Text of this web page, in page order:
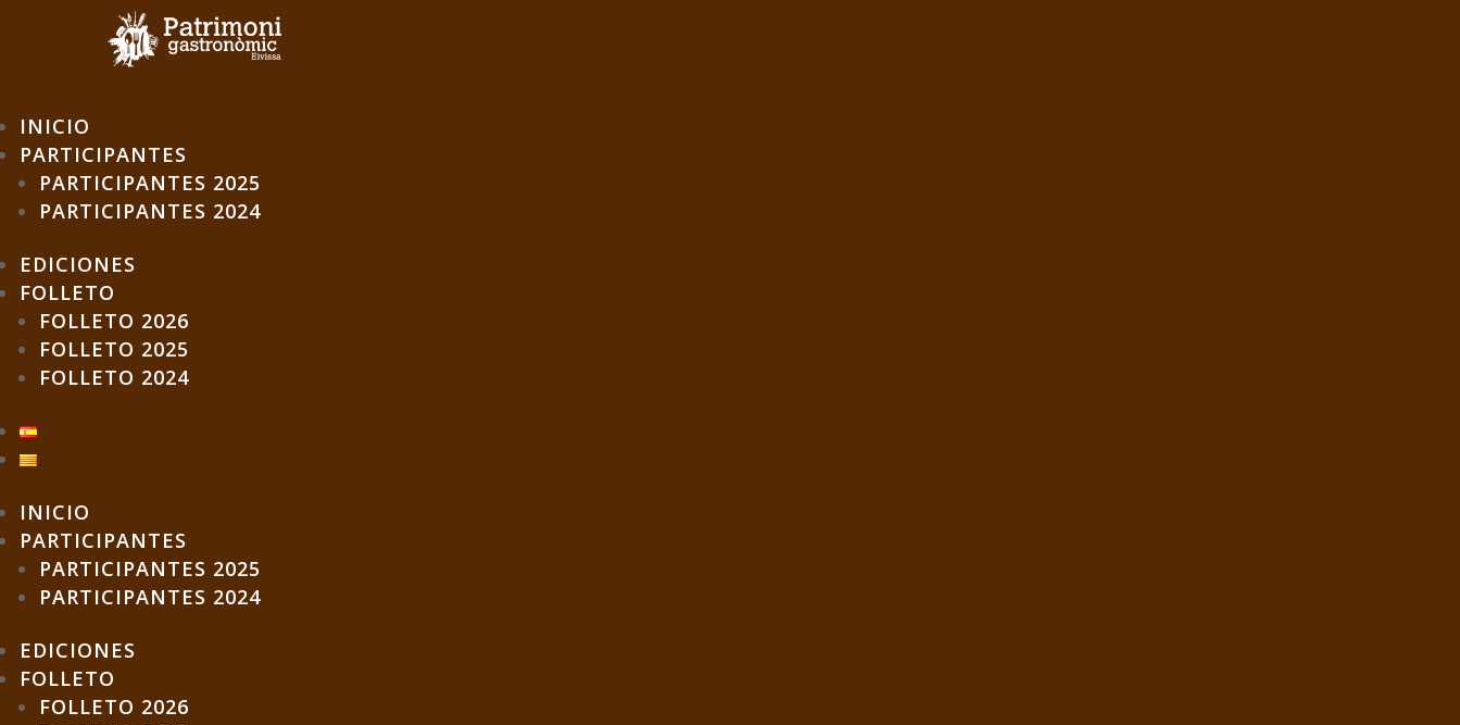
INICIO
PARTICIPANTES
PARTICIPANTES 2025
PARTICIPANTES 2024
EDICIONES
FOLLETO
FOLLETO 2026
FOLLETO 2025
FOLLETO 2024
INICIO
PARTICIPANTES
PARTICIPANTES 2025
PARTICIPANTES 2024
EDICIONES
FOLLETO
FOLLETO 2026